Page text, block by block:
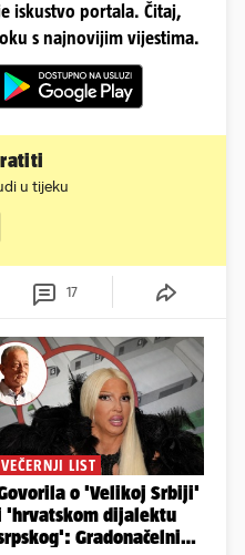
iskustvo portala. Čitaj,
s najnovijim vijestima.
u tijeku
17